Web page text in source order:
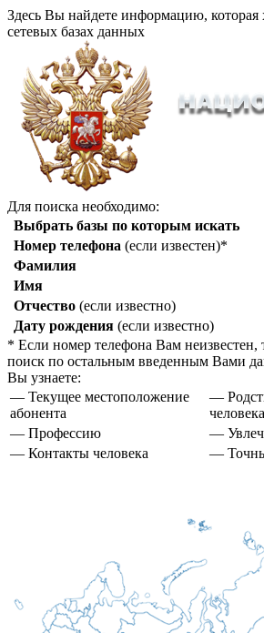
Здесь Вы найдете информацию, которая
сетевых базах данных
Для поиска необходимо:
Выбрать базы по которым искать
Номер телефона (если известен)*
Фамилия
Имя
Отчество (если известно)
Дату рождения (если известно)
* Если номер телефона Вам неизвестен,
поиск по остальным введенным Вами
Вы узнаете:
— Текущее местоположение
абонента
—
человека
— Профессию
—
— Контакты человека
—